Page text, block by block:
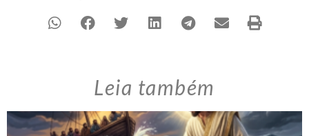
Leia também